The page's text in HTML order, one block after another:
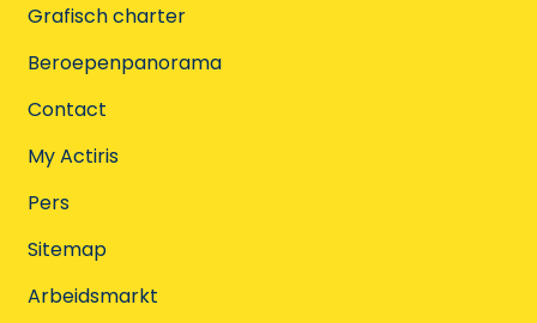
Grafisch charter
Beroepenpanorama
Contact
My Actiris
Pers
Sitemap
Arbeidsmarkt